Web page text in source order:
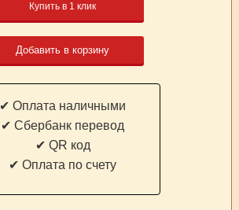
Купить в 1 клик
Добавить в корзину
✔ Оплата наличными
✔ Cбербанк перевод
✔ QR код
✔ Оплата по счету